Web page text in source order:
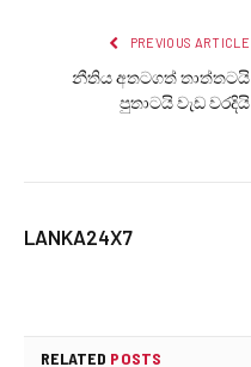
PREVIOUS ARTICLE
නීතිය අතටගත් තාත්තටයි
පුතාටයි වැඩ වරදියි
LANKA24X7
RELATED POSTS